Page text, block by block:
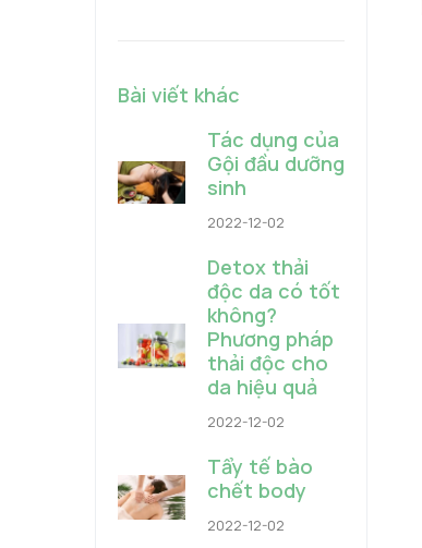
Bài viết khác
Tác dụng của
Gội đầu dưỡng
sinh
2022-12-02
Detox thải
độc da có tốt
không?
Phương pháp
thải độc cho
da hiệu quả
2022-12-02
Tẩy tế bào
chết body
2022-12-02